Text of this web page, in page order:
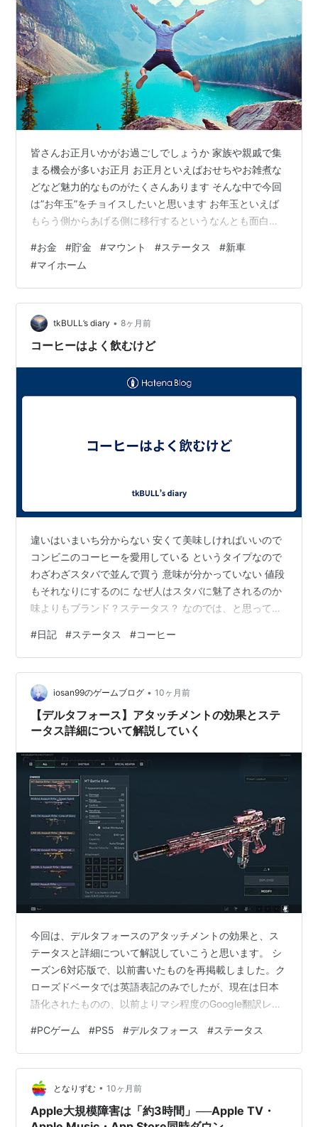
皆さんお正月いかがお過ごしでしょうか 家族や親戚で集
まる機会が多いお正月 お正月といえばおせちやお雑煮な
どなど魅力的なものがたくさんあります そんな中で今回
は”お年玉”をチョイスしたいと思います お年玉といえば
もらう側からあげる側に移行するというなんとも面白い
円 中学生なら5000円 高校生なら10000円 みたいな なん
かこうランクアップシステムを採用していますよね 僕も
例外なく奥さんの実家に新年の挨拶に伺いました 兄弟間
でお金の話になりまして 末っ子がお金を使うことなくず
っと貯金しているというところから話は始まります ロリ
ポップ公式…
#お金 #貯金 #マウント #ステータス #新車
#マイホーム
tkBULL’s diary • 8ヶ月前
コーヒーはよく飲むけど
違いはいまいち分からない 安くて美味しければいいので
コンビニのコーヒーを愛用している というタイプなので
わざわざスタバで並んで買う 意味が分かっていない 値段
もそれなりにするのに なぜ人はスタバに魅了されるのか
味よりもブランド？ステータス？ なのでは、と思ってし
できていないのは今の現状 毎日オシャレにスタバを片手
に出社する そんな金に余裕のある人生が送りたい （コー
ヒーよりおいしい食事の方がいいけれど）
#日記 #ステータス #コーヒー
iosan99のゲームブログ • 10ヶ月前
【デルタフォース】アタッチメントの効果とステ
ータス詳細について解説していく
今回は、デルタフォースのアタッチメントの効果と、ス
テータスと詳細について解説していこうと思います。 シ
ーズン6対応版で、以前書いたものを再掲載しました。ク
ローズドベータでは英語表記のみでしたが、現在は日本
語化されたものの、以前よりマシ程度のGoogle翻訳レベ
踏まえて、各ステータスの効果について分かりやすく解
説していきます。なお、この記事は主にウォーフェアの
みの解説です。 オペレーションに関する弾薬の貫通力
や、アーマーダメージなどは含まれていません。このゲ
ームのステータス数値は、CoDと大体一緒で実際の挙動
と違っていて、あまり参考にならない事…
#PCゲーム #PS5 #デルタフォース #ステータス
となりずむ • 10ヶ月前
Apple大規模障害は「約3時間」──Apple TV・